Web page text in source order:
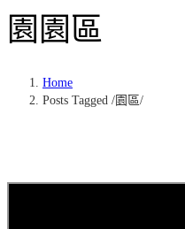
園 園區
Home
Posts Tagged /園區/